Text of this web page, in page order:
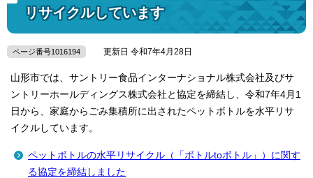
リサイクルしています
ページ番号1016194 更新日 令和7年4月28日
山形市では、サントリー食品インターナショナル株式会社及びサ
ントリーホールディングス株式会社と協定を締結し、令和7年4月1
日から、家庭からごみ集積所に出されたペットボトルを水平リサ
イクルしています。
ペットボトルの水平リサイクル（「ボトルtoボトル」）に関す
る協定を締結しました